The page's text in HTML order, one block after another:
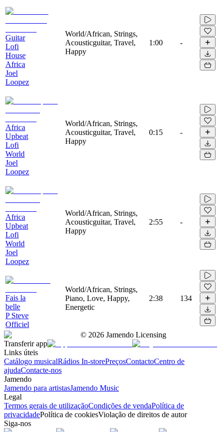
Guitar
Lofi
House
Africa
Joel
Loopez
World/African, Strings,
Acousticguitar, Travel,
Happy
1:00 -
Africa
Upbeat
Lofi
World
Joel
Loopez
World/African, Strings,
Acousticguitar, Travel,
Happy
0:15 -
Africa
Upbeat
Lofi
World
Joel
Loopez
World/African, Strings,
Acousticguitar, Travel,
Happy
2:55 -
Fais la
belle
P Steve
Officiel
World/African, Strings,
Piano, Love, Happy,
Energetic
2:38 134
© 2026 Jamendo Licensing
Transferir app
Links úteis
Catálogo musicalRádios In-storePreçosContactoCentro de
ajudaContacte-nos
Jamendo
Jamendo para artistasJamendo Music
Legal
Termos gerais de utilizaçãoCondições de vendaPolítica de
privacidadePolítica de cookiesViolação de direitos de autor
Siga-nos